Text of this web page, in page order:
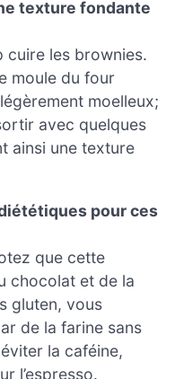
texture fondante
cuire les brownies.
moule du four
moelleux;
avec quelques
ainsi une texture
pour ces
que cette
chocolat et de la
gluten, vous
de la farine sans
la caféine,
l’espresso.